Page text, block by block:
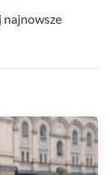
najnowsze